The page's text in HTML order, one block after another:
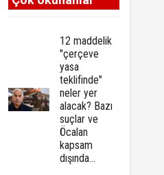
12 maddelik
"çerçeve
yasa
teklifinde"
neler yer
alacak? Bazı
suçlar ve
Öcalan
kapsam
dışında…